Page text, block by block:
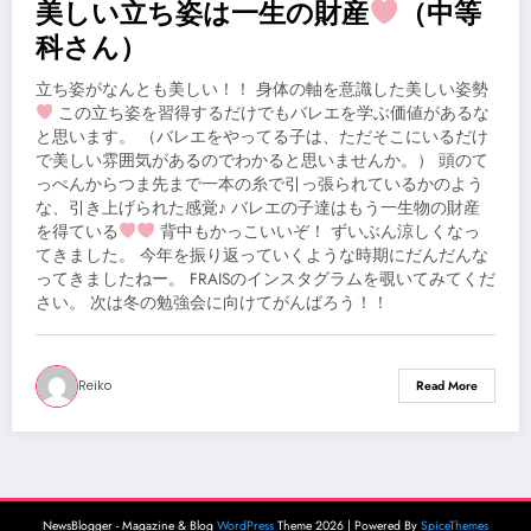
美しい立ち姿は一生の財産
（中等
科さん）
立ち姿がなんとも美しい！！ 身体の軸を意識した美しい姿勢
この立ち姿を習得するだけでもバレエを学ぶ価値があるな
と思います。 （バレエをやってる子は、ただそこにいるだけ
で美しい雰囲気があるのでわかると思いませんか。） 頭のて
っぺんからつま先まで一本の糸で引っ張られているかのよう
な、引き上げられた感覚♪ バレエの子達はもう一生物の財産
を得ている
背中もかっこいいぞ！ ずいぶん涼しくなっ
てきました。 今年を振り返っていくような時期にだんだんな
ってきましたねー。 FRAISのインスタグラムを覗いてみてくだ
さい。 次は冬の勉強会に向けてがんばろう！！
Reiko Read More
NewsBlogger - Magazine & Blog WordPress Theme 2026 | Powered By SpiceThemes